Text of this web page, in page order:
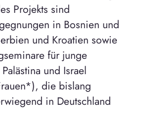
Projekts sind
in Bosnien und
und Kroatien sowie
für junge
und Israel
die bislang
in Deutschland